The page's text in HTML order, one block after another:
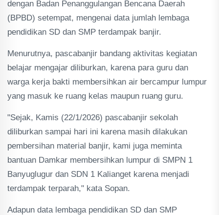
dengan Badan Penanggulangan Bencana Daerah
(BPBD) setempat, mengenai data jumlah lembaga
pendidikan SD dan SMP terdampak banjir.
Menurutnya, pascabanjir bandang aktivitas kegiatan
belajar mengajar diliburkan, karena para guru dan
warga kerja bakti membersihkan air bercampur lumpur
yang masuk ke ruang kelas maupun ruang guru.
"Sejak, Kamis (22/1/2026) pascabanjir sekolah
diliburkan sampai hari ini karena masih dilakukan
pembersihan material banjir, kami juga meminta
bantuan Damkar membersihkan lumpur di SMPN 1
Banyuglugur dan SDN 1 Kalianget karena menjadi
terdampak terparah," kata Sopan.
Adapun data lembaga pendidikan SD dan SMP